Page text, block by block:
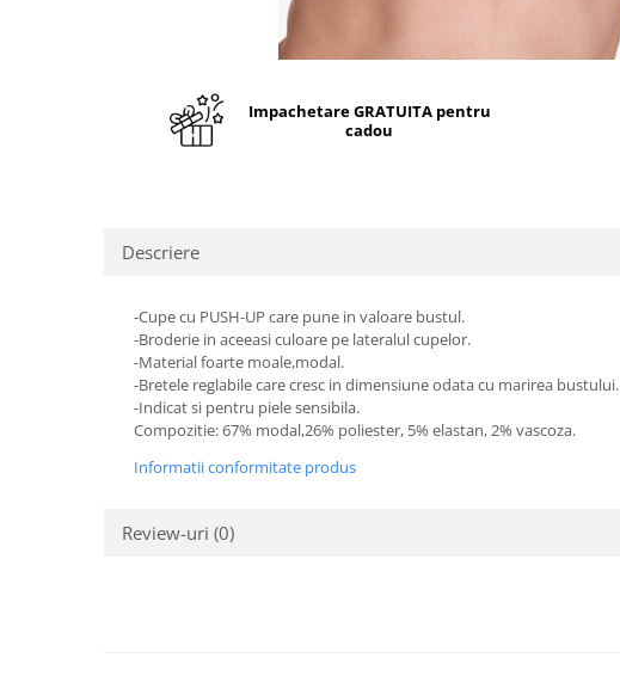
Impachetare GRATUITA pentru
cadou
Descriere
-Cupe cu PUSH-UP care pune in valoare bustul.
-Broderie in aceeasi culoare pe lateralul cupelor.
-Material foarte moale,modal.
-Bretele reglabile care cresc in dimensiune odata cu marirea bustului.
-Indicat si pentru piele sensibila.
Compozitie: 67% modal,26% poliester, 5% elastan, 2% vascoza.
Informatii conformitate produs
Review-uri (0)